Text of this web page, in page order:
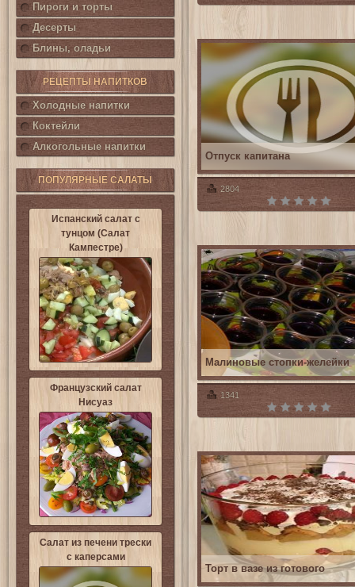
Пироги и торты
Десерты
Блины, оладьи
РЕЦЕПТЫ НАПИТКОВ
Холодные напитки
Коктейли
Алкогольные напитки
ПОПУЛЯРНЫЕ САЛАТЫ
Испанский салат с
тунцом (Салат
Кампестре)
Французский салат
Нисуаз
Салат из печени трески
с каперсами
2804
Отпуск капитана
1341
Малиновые стопки-желейки
Торт в вазе из готового